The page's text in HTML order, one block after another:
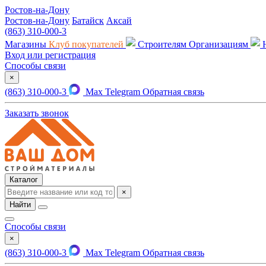
Ростов-на-Дону
Ростов-на-Дону Батайск Аксай
(863) 310-000-3
Магазины Клуб покупателей Строителям Организациям
Вход или регистрация
Способы связи
×
(863) 310-000-3 Max Telegram Обратная связь
Заказать звонок
Каталог
×
Найти
Способы связи
×
(863) 310-000-3 Max Telegram Обратная связь